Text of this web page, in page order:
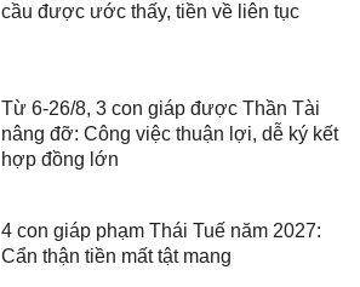
cầu được ước thấy, tiền về liên tục
Từ 6-26/8, 3 con giáp được Thần Tài
nâng đỡ: Công việc thuận lợi, dễ ký kết
hợp đồng lớn
4 con giáp phạm Thái Tuế năm 2027:
Cẩn thận tiền mất tật mang